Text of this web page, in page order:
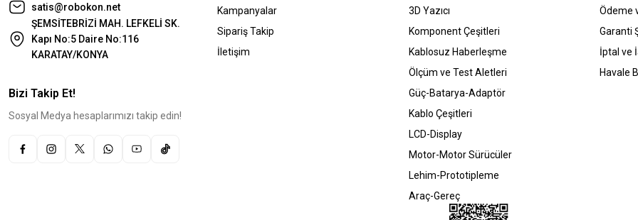
satis@robokon.net
ŞEMSİTEBRİZİ MAH. LEFKELİ SK.
Kapı No:5 Daire No:116
KARATAY/KONYA
Bizi Takip Et!
Sosyal Medya hesaplarımızı takip edin!
Kampanyalar
Sipariş Takip
İletişim
3D Yazıcı
Komponent Çeşitleri
Kablosuz Haberleşme
Ölçüm ve Test Aletleri
Güç-Batarya-Adaptör
Kablo Çeşitleri
LCD-Display
Motor-Motor Sürücüler
Lehim-Prototipleme
Araç-Gereç
Ödeme
Garanti
İptal ve
Havale